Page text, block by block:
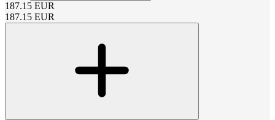
187.15 EUR
187.15 EUR